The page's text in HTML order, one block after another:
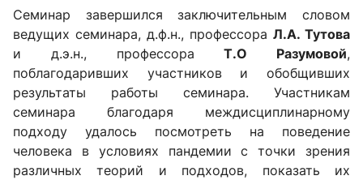
Семинар завершился заключительным словом
ведущих семинара, д.ф.н., профессора Л.А. Тутова
и д.э.н., профессораТ.О Разумовой,
поблагодаривших участников и обобщивших
результаты работы семинара. Участникам
семинара благодаря междисциплинарному
подходу удалось посмотреть на поведение
человека в условиях пандемии с точки зрения
различных теорий и подходов, показать их